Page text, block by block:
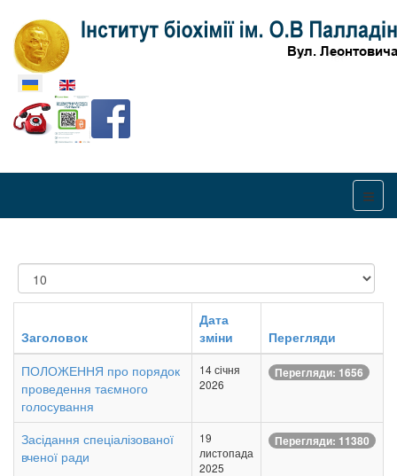
Оберіть свою мову
Показувати
Заголовок
Дата
зміни
Перегляди
ПОЛОЖЕННЯ про порядок
проведення таємного
голосування
14 січня
2026
Перегляди: 1656
Засідання спеціалізованої
вченої ради
19
листопада
2025
Перегляди: 11380